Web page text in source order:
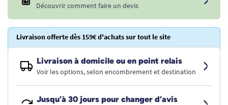
Découvrir comment faire un devis
Livraison offerte dès 159€ d'achats sur tout le site
Livraison à domicile ou en point relais
Voir les options, selon encombrement et destination
Jusqu’à 30 jours pour changer d’avis